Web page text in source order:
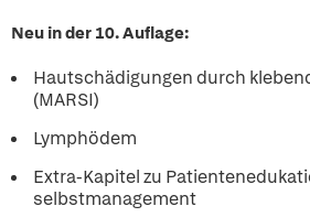
Neu in der 10. Auflage:
Hautschädigungen durch
(MARSI)
Lymphödem
Extra-Kapitel zu
selbstmanagement